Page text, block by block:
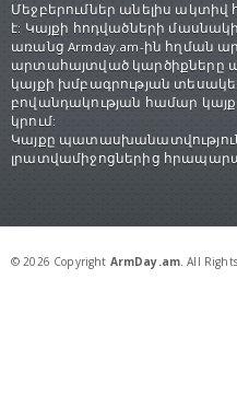
Մեջբերումներ անելիս ակտիվ
է: Կայքի հոդվածների
առանց Armday.am-ին հղման
արտահայտված կարծիքները
կայքի խմբագրության
բովանդակության համար
կրում:
Կայքը պատասխանատվություն
լրատվամիջոցներից
© 2026 Copyright ArmDay.am. All